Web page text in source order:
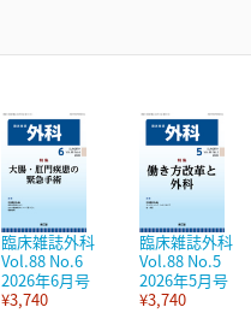
臨床雑誌外科
Vol.88 No.6
2026年6月号
¥3,740
臨床雑誌外科
Vol.88 No.5
2026年5月号
¥3,740